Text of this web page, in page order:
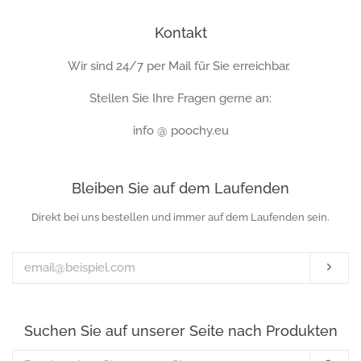
Kontakt
Wir sind 24/7 per Mail für Sie erreichbar.
Stellen Sie Ihre Fragen gerne an:
info @ poochy.eu
Bleiben Sie auf dem Laufenden
Ihre
Mail-
Direkt bei uns bestellen und immer auf dem Laufenden sein.
Suchen Sie auf unserer Seite nach Produkten